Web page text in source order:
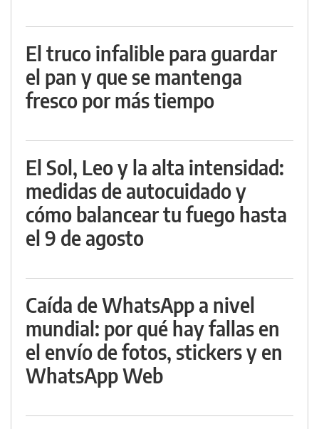
El truco infalible para guardar
el pan y que se mantenga
fresco por más tiempo
El Sol, Leo y la alta intensidad:
medidas de autocuidado y
cómo balancear tu fuego hasta
el 9 de agosto
Caída de WhatsApp a nivel
mundial: por qué hay fallas en
el envío de fotos, stickers y en
WhatsApp Web